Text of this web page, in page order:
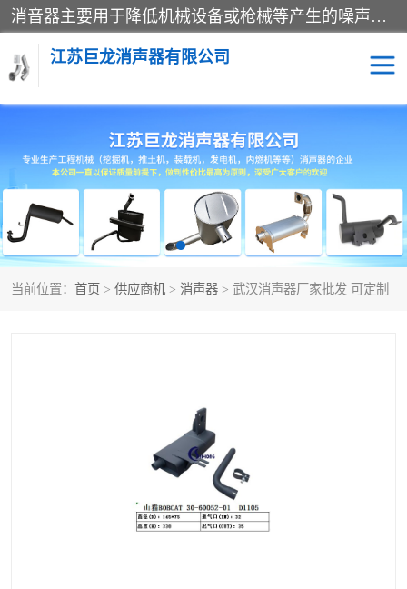
消音器主要用于降低机械设备或枪械等产生的噪声。它通过阻尼或增加排气面积来降低排气速度和功率，从而降低噪声。常见的消音器类型包括阻性消声器、抗性消声器、共振消声器以及阻抗复合式消声器等。这些消音器各有特点，适用于不同频率的噪声消除。
江苏巨龙消声器有限公司
当前位置： 首页 > 供应商机 > 消声器 > 武汉消声器厂家批发 可定制
消声器